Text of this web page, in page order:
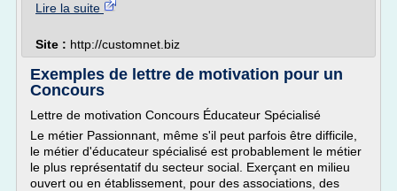
Lire la suite
Site : http://customnet.biz
Exemples de lettre de motivation pour un
Concours
Lettre de motivation Concours Éducateur Spécialisé
Le métier Passionnant, même s'il peut parfois être difficile,
le métier d'éducateur spécialisé est probablement le métier
le plus représentatif du secteur social. Exerçant en milieu
ouvert ou en établissement, pour des associations, des